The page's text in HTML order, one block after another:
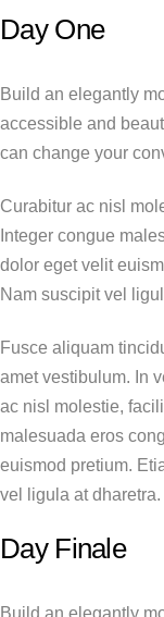
Day One
Build an elegantly
accessible and
can change your
Curabitur ac nisl
Integer congue
dolor eget velit
Nam suscipit vel
Fusce aliquam
amet vestibulum. In
ac nisl molestie,
malesuada eros
euismod pretium.
vel ligula at dharetra.
Day Finale
Build an elegantly